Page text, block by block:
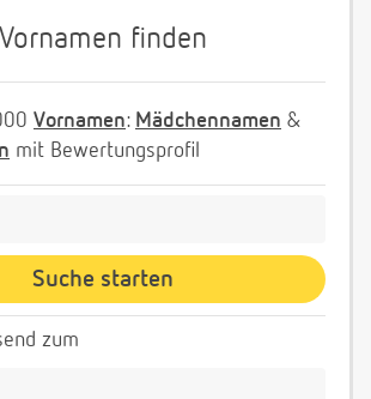
Vornamen finden
Vornamen: Mädchennamen &
mit Bewertungsprofil
zum